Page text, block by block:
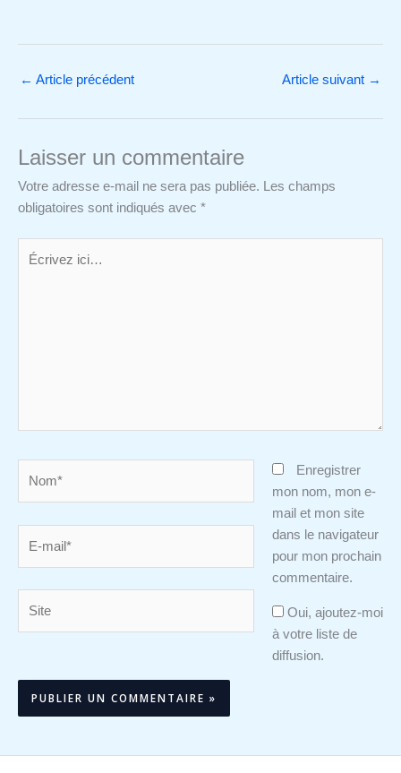
← Article précédent Article suivant →
Laisser un commentaire
Votre adresse e-mail ne sera pas publiée.
Les champs
obligatoires sont indiqués avec *
ici…
Enregistrer
mon nom, mon e-
mail et mon site
dans le navigateur
pour mon prochain
commentaire.
Oui, ajoutez-moi
à votre liste de
diffusion.